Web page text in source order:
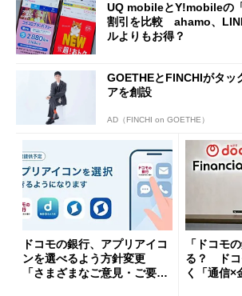
UQ mobileとY!mobileの
割引を比較 ahamo、
ルよりもお得？
GOETHEとFINCHIがタッ
アを創設
AD（FINCHI on GOETHE）
ドコモの銀行、アプリアイコ
ンを選べるよう方針変更
「さまざまなご意見・ご要望
「ドコモ
る？ ドコ
く「通信×